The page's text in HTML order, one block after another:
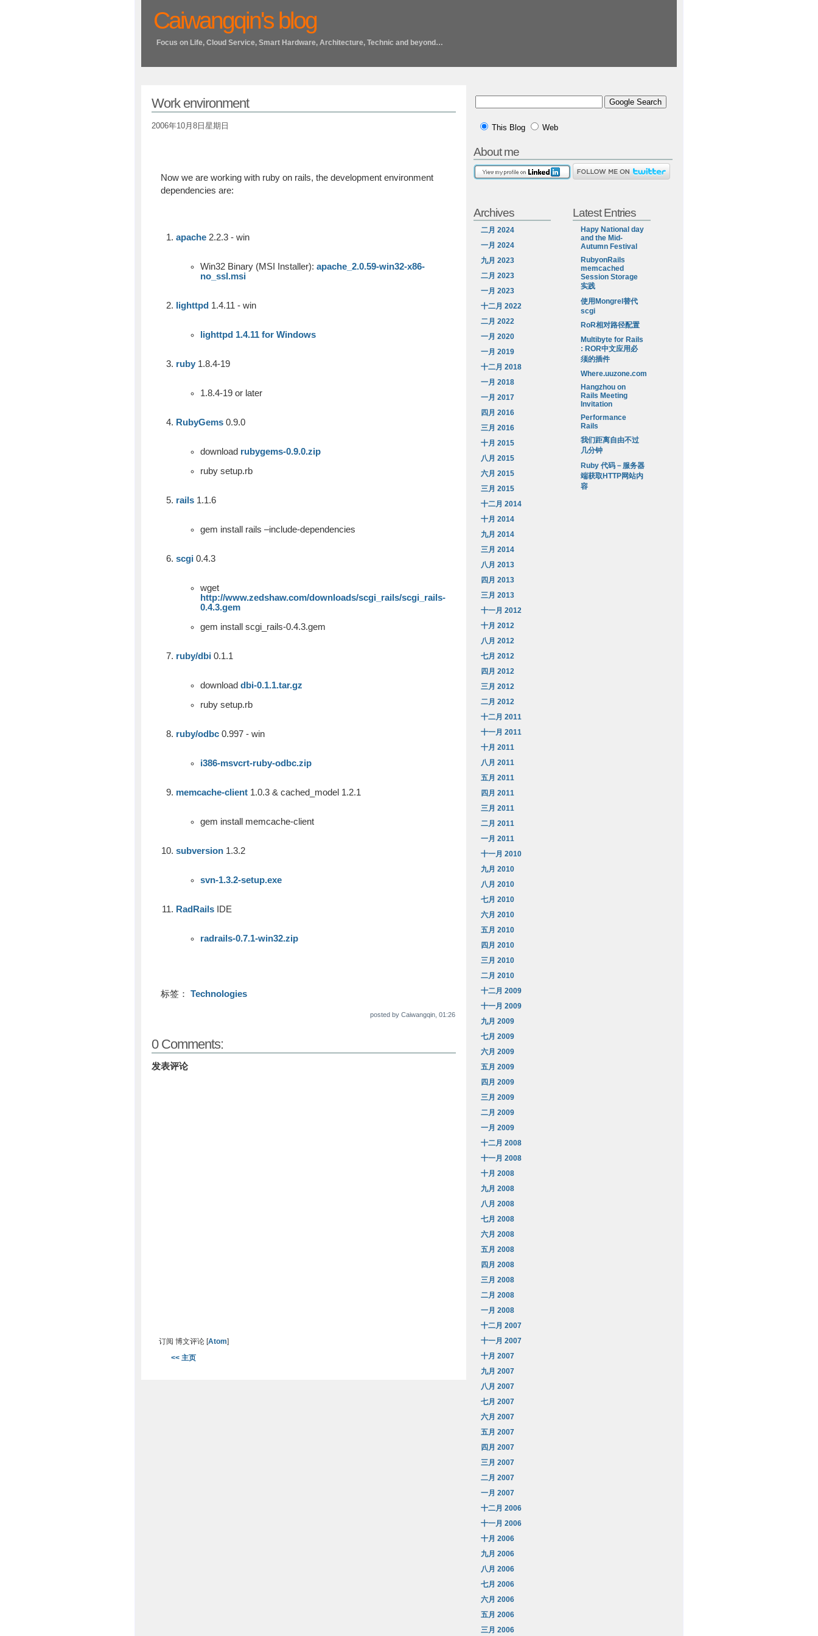
Caiwangqin's blog
Focus on Life, Cloud Service, Smart Hardware, Architecture, Technic and beyond…
Work environment
2006年10月8日星期日
Now we are working with ruby on rails, the development environment
dependencies are:
apache 2.2.3 - win
Win32 Binary (MSI Installer): apache_2.0.59-win32-x86-
no_ssl.msi
lighttpd 1.4.11 - win
lighttpd 1.4.11 for Windows
ruby 1.8.4-19
1.8.4-19 or later
RubyGems 0.9.0
download rubygems-0.9.0.zip
ruby setup.rb
rails 1.1.6
gem install rails –include-dependencies
scgi 0.4.3
wget
http://www.zedshaw.com/downloads/scgi_rails/scgi_rails-
0.4.3.gem
gem install scgi_rails-0.4.3.gem
ruby/dbi 0.1.1
download dbi-0.1.1.tar.gz
ruby setup.rb
ruby/odbc 0.997 - win
i386-msvcrt-ruby-odbc.zip
memcache-client 1.0.3 & cached_model 1.2.1
gem install memcache-client
subversion 1.3.2
svn-1.3.2-setup.exe
RadRails IDE
radrails-0.7.1-win32.zip
标签： Technologies
posted by Caiwangqin, 01:26
0 Comments:
发表评论
订阅 博文评论 [Atom]
<< 主页
This Blog Web
About me
Archives
二月 2024
一月 2024
九月 2023
二月 2023
一月 2023
十二月 2022
二月 2022
一月 2020
一月 2019
十二月 2018
一月 2018
一月 2017
四月 2016
三月 2016
十月 2015
八月 2015
六月 2015
三月 2015
十二月 2014
十月 2014
九月 2014
三月 2014
八月 2013
四月 2013
三月 2013
十一月 2012
十月 2012
八月 2012
七月 2012
四月 2012
三月 2012
二月 2012
十二月 2011
十一月 2011
十月 2011
八月 2011
五月 2011
四月 2011
三月 2011
二月 2011
一月 2011
十一月 2010
九月 2010
八月 2010
七月 2010
六月 2010
五月 2010
四月 2010
三月 2010
二月 2010
十二月 2009
十一月 2009
九月 2009
七月 2009
六月 2009
五月 2009
四月 2009
三月 2009
二月 2009
一月 2009
十二月 2008
十一月 2008
十月 2008
九月 2008
八月 2008
七月 2008
六月 2008
五月 2008
四月 2008
三月 2008
二月 2008
一月 2008
十二月 2007
十一月 2007
十月 2007
九月 2007
八月 2007
七月 2007
六月 2007
五月 2007
四月 2007
三月 2007
二月 2007
一月 2007
十二月 2006
十一月 2006
十月 2006
九月 2006
八月 2006
七月 2006
六月 2006
五月 2006
三月 2006
Latest Entries
Hapy National day
and the Mid-
Autumn Festival
RubyonRails
memcached
Session Storage
实践
使用Mongrel替代
scgi
RoR相对路径配置
Multibyte for Rails
: ROR中文应用必
须的插件
Where.uuzone.com
Hangzhou on
Rails Meeting
Invitation
Performance
Rails
我们距离自由不过
几分钟
Ruby 代码－服务器
端获取HTTP网站内
容